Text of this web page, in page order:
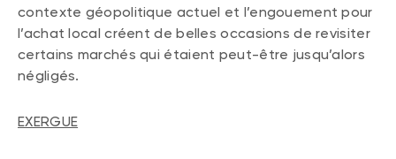
contexte géopolitique actuel et l’engouement pour
l’achat local créent de belles occasions de revisiter
certains marchés qui étaient peut-être jusqu’alors
négligés.
EXERGUE